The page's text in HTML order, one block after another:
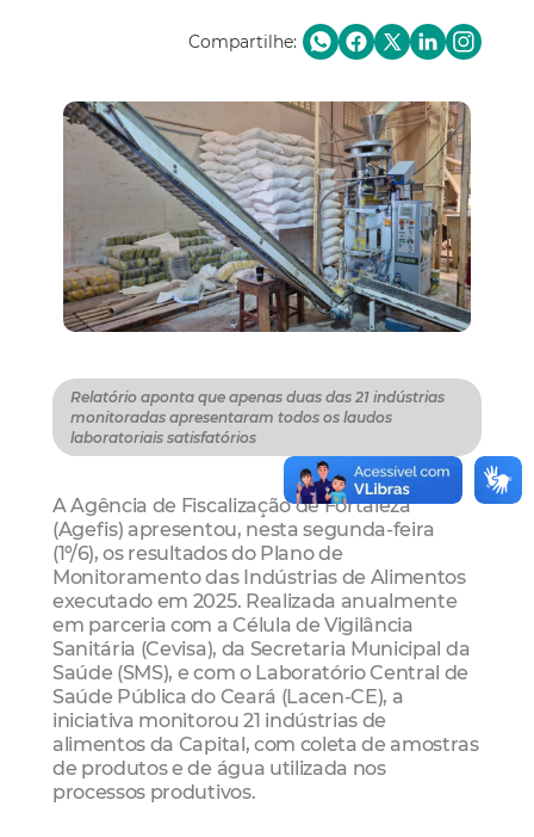
Compartilhe:
Relatório aponta que apenas duas das 21 indústrias
monitoradas apresentaram todos os laudos
laboratoriais satisfatórios
A Agência de Fiscalização de Fortaleza
(Agefis) apresentou, nesta segunda-feira
(1º/6), os resultados do Plano de
Monitoramento das Indústrias de Alimentos
executado em 2025. Realizada anualmente
em parceria com a Célula de Vigilância
Sanitária (Cevisa), da Secretaria Municipal da
Saúde (SMS), e com o Laboratório Central de
Saúde Pública do Ceará (Lacen-CE), a
iniciativa monitorou 21 indústrias de
alimentos da Capital, com coleta de amostras
de produtos e de água utilizada nos
processos produtivos.